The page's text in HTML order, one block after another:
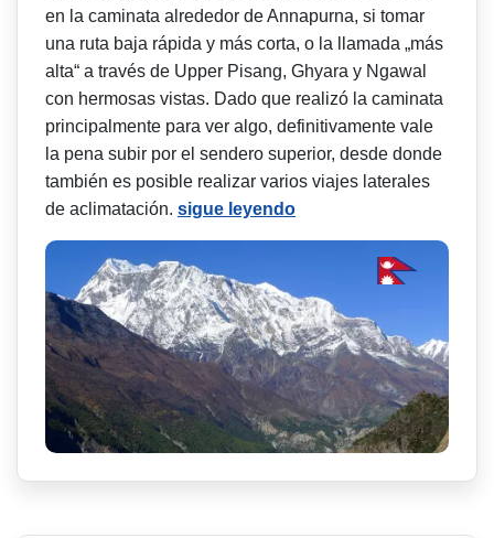
en la caminata alrededor de Annapurna, si tomar
una ruta baja rápida y más corta, o la llamada „más
alta“ a través de Upper Pisang, Ghyara y Ngawal
con hermosas vistas. Dado que realizó la caminata
principalmente para ver algo, definitivamente vale
la pena subir por el sendero superior, desde donde
también es posible realizar varios viajes laterales
de aclimatación. sigue leyendo